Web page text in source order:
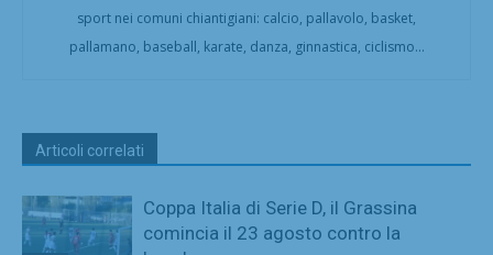
sport nei comuni chiantigiani: calcio, pallavolo, basket,
pallamano, baseball, karate, danza, ginnastica, ciclismo...
Articoli correlati
Coppa Italia di Serie D, il Grassina
comincia il 23 agosto contro la